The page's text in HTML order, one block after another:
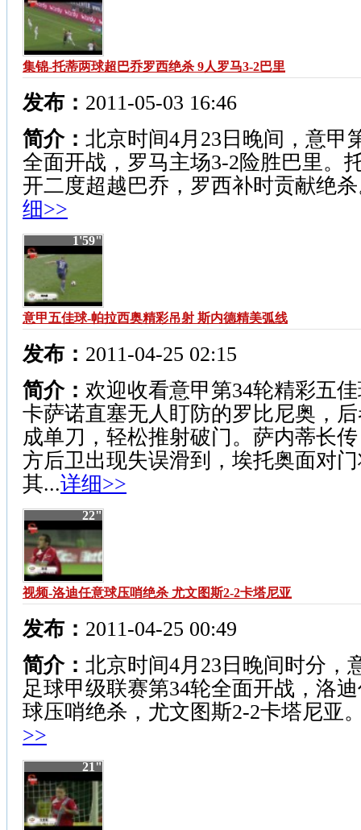
集锦-托蒂两球超巴乔罗西绝杀 9人罗马3-2巴里
发布： 2011-05-03 16:46
简介： 北京时间4月23日晚间，意甲
全面开战，罗马主场3-2险胜巴里。
开二度超越巴乔，罗西补时贡献绝
细>>
1'59"
意甲五佳球-帕拉西奥精彩吊射 斯内德精美弧线
发布： 2011-04-25 02:15
简介： 欢迎收看意甲第34轮精彩五
卡萨诺直塞无人盯防的罗比尼奥，
成单刀，轻松推射破门。萨内蒂长
方后卫出现失误滑到，埃托奥面对
其...详细>>
22"
视频-洛迪任意球压哨绝杀 尤文图斯2-2卡塔尼亚
发布： 2011-04-25 00:49
简介： 北京时间4月23日晚间时分，
足球甲级联赛第34轮全面开战，洛
球压哨绝杀，尤文图斯2-2卡塔尼亚
>>
21"